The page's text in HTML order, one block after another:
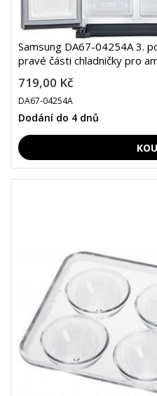
Samsung DA67-04254A 3.
pravé části chladničky pro
719,00 Kč
DA67-04254A
Dodání do 4 dnů